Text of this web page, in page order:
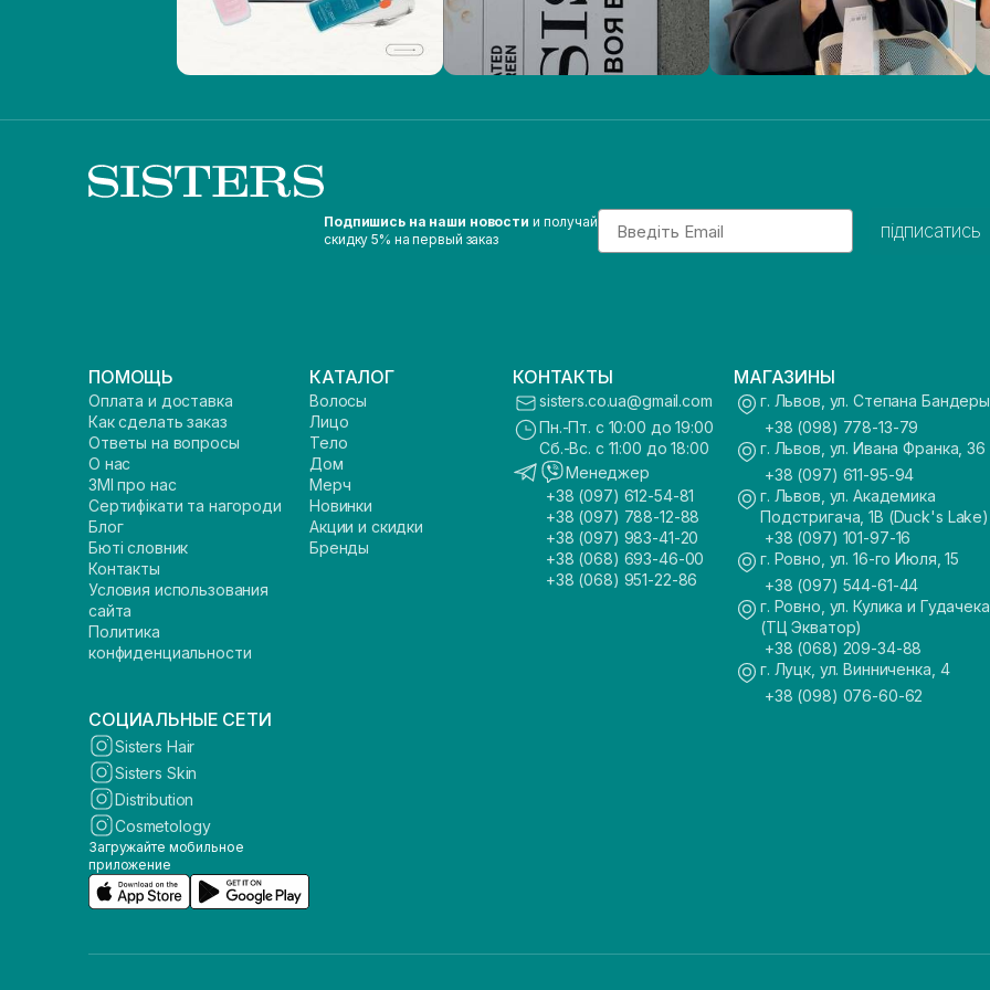
Подпишись на наши новости и получай
скидку 5% на первый заказ
Email
підписатись
ПОМОЩЬ
Оплата и доставка
Как сделать заказ
Ответы на вопросы
О нас
ЗМІ про нас
Сертифікати та нагороди
Блог
Бюті словник
Контакты
Условия использования
сайта
Политика
конфиденциальности
КАТАЛОГ
Волосы
Лицо
Тело
Дом
Мерч
Новинки
Акции и скидки
Бренды
КОНТАКТЫ
sisters.co.ua@gmail.com
Пн.-Пт. с 10:00 до 19:00
Сб.-Вс. с 11:00 до 18:00
Менеджер
+38 (097) 612-54-81
+38 (097) 788-12-88
+38 (097) 983-41-20
+38 (068) 693-46-00
+38 (068) 951-22-86
МАГАЗИНЫ
г. Львов, ул. Степана
+38 (098) 778-13-79
г. Львов, ул. Ивана Франка, 36
+38 (097) 611-95-94
г. Львов, ул. Академика
Подстригача, 1В (Duck's Lake)
+38 (097) 101-97-16
г. Ровно, ул. 16-го Июля, 15
+38 (097) 544-61-44
г. Ровно, ул. Кулика и
(ТЦ Экватор)
+38 (068) 209-34-88
г. Луцк, ул. Винниченка, 4
+38 (098) 076-60-62
СОЦИАЛЬНЫЕ СЕТИ
Sisters Hair
Sisters Skin
Distribution
Cosmetology
Загружайте мобильное
приложение